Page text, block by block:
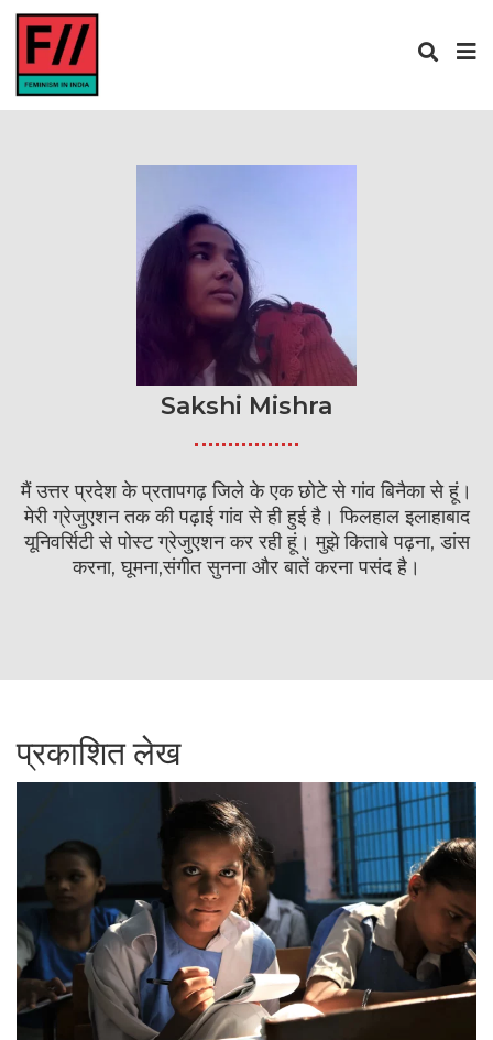
Sakshi Mishra
मैं उत्तर प्रदेश के प्रतापगढ़ जिले के एक छोटे से गांव बिनैका से हूं।
मेरी ग्रेजुएशन तक की पढ़ाई गांव से ही हुई है। फिलहाल इलाहाबाद
यूनिवर्सिटी से पोस्ट ग्रेजुएशन कर रही हूं। मुझे किताबे पढ़ना, डांस
करना, घूमना,संगीत सुनना और बातें करना पसंद है।
प्रकाशित लेख